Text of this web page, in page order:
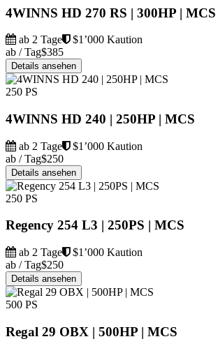
4WINNS HD 270 RS | 300HP | MCS
ab 2 Tage
$1’000 Kaution
ab / Tag$385
Details ansehen
250 PS
4WINNS HD 240 | 250HP | MCS
ab 2 Tage
$1’000 Kaution
ab / Tag$250
Details ansehen
250 PS
Regency 254 L3 | 250PS | MCS
ab 2 Tage
$1’000 Kaution
ab / Tag$250
Details ansehen
500 PS
Regal 29 OBX | 500HP | MCS